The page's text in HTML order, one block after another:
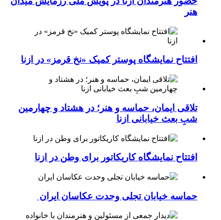
هنر
افتتاح نمایشگاه پوستر کمیک «نخ قرمز» در ازنا
تلاقی ایمان، حماسه و هنر؛ در هشتاد و چهارمین
شبِ بعث خیابانی ازنا
افتتاح نمایشگاه کاریکاتور برای وطن در ازنا
حماسه خیابان تجلی وحدت عکاسان ایران